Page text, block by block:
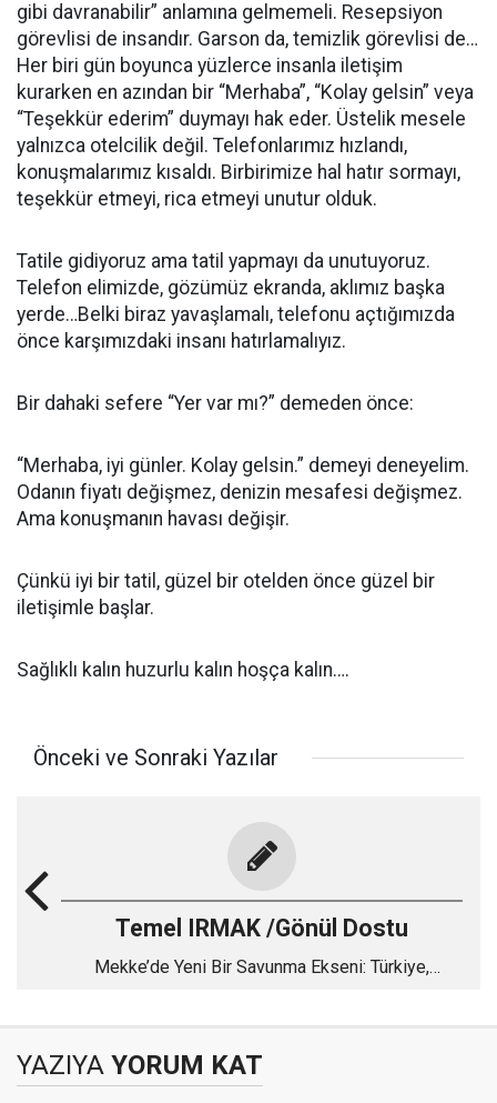
gibi davranabilir” anlamına gelmemeli. Resepsiyon
görevlisi de insandır. Garson da, temizlik görevlisi de…
Her biri gün boyunca yüzlerce insanla iletişim
kurarken en azından bir “Merhaba”, “Kolay gelsin” veya
“Teşekkür ederim” duymayı hak eder. Üstelik mesele
yalnızca otelcilik değil. Telefonlarımız hızlandı,
konuşmalarımız kısaldı. Birbirimize hal hatır sormayı,
teşekkür etmeyi, rica etmeyi unutur olduk.
Tatile gidiyoruz ama tatil yapmayı da unutuyoruz.
Telefon elimizde, gözümüz ekranda, aklımız başka
yerde…Belki biraz yavaşlamalı, telefonu açtığımızda
önce karşımızdaki insanı hatırlamalıyız.
Bir dahaki sefere “Yer var mı?” demeden önce:
“Merhaba, iyi günler. Kolay gelsin.” demeyi deneyelim.
Odanın fiyatı değişmez, denizin mesafesi değişmez.
Ama konuşmanın havası değişir.
Çünkü iyi bir tatil, güzel bir otelden önce güzel bir
iletişimle başlar.
Sağlıklı kalın huzurlu kalın hoşça kalın….
Önceki ve Sonraki Yazılar
Temel IRMAK /Gönül Dostu
Mekke’de Yeni Bir Savunma Ekseni: Türkiye,
YAZIYA YORUM KAT